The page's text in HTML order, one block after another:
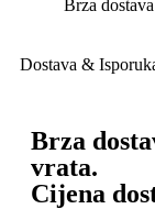
Brza dostava
Dostava &
Brza
vrata.
Cijena